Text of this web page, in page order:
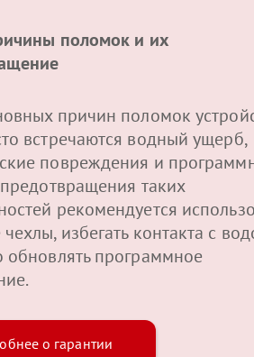
поломок и их
причин поломок
встречаются водный ущерб,
повреждения и
таких
рекомендуется
избегать контакта с
обновлять программное
о гарантии